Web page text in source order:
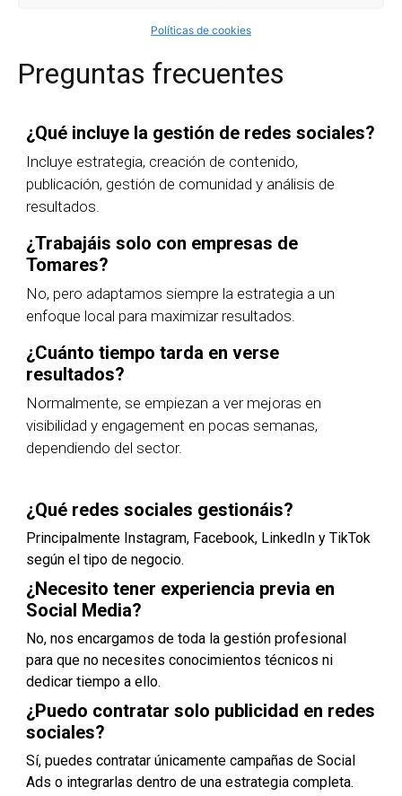
Políticas de cookies
Preguntas frecuentes
¿Qué incluye la gestión de redes sociales?
Incluye estrategia, creación de contenido,
publicación, gestión de comunidad y análisis de
resultados.
¿Trabajáis solo con empresas de
Tomares?
No, pero adaptamos siempre la estrategia a un
enfoque local para maximizar resultados.
¿Cuánto tiempo tarda en verse
resultados?
Normalmente, se empiezan a ver mejoras en
visibilidad y engagement en pocas semanas,
dependiendo del sector.
¿Qué redes sociales gestionáis?
Principalmente Instagram, Facebook, LinkedIn y TikTok
según el tipo de negocio.
¿Necesito tener experiencia previa en
Social Media?
No, nos encargamos de toda la gestión profesional
para que no necesites conocimientos técnicos ni
dedicar tiempo a ello.
¿Puedo contratar solo publicidad en redes
sociales?
Sí, puedes contratar únicamente campañas de Social
Ads o integrarlas dentro de una estrategia completa.